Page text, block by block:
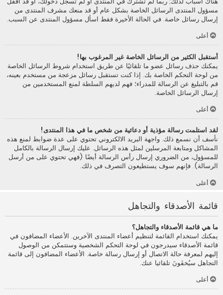
مسؤول المنتدى الرسائل الخاصة بشكل عام أو قد منعك مشرف المنتدى من
إرسال رسائل خاصة. في الحالة الأخيرة فقط اسأل مسؤول المنتدى عن السبب.
أعلى
أستقبل الكثير من الرسائل الخاصة غير المرغوب بها!
يمكنك حذف رسائل عضو ما تلقائيًا عن طريق استخدام شروط الرسائل الخاصة
من لوحة التحكم الخاصة بك. إذا كنت تستقبل رسائل مزعجة من مستخدم بعينه،
قم بالتبليغ عن الرسالة للمدراء؛ فهم لديهم السلطة لمنع المستخدمين من
إرسال الرسائل الخاصة.
أعلى
لقد استلمت رسالة مؤذية أو دعائية من شخص ما في هذا المنتدى!
نأسف أن نسمع ذلك. واجهة البريد الالكتروني تحتوي على عدة ضوابط لمنع هذه
المشاكل ومتابعة المرسلين لمثل هذه الرسائل. عليك إرسال الرسالة بالكامل
للمسؤول، من الضروري إرسال رأس الرسالة أيضًا (فهي تحتوي على من أرسل
الرسالة). فإنهم سوف يستطيعون التصرف في ذلك.
أعلى
قائمة الأصدقاء والتجاهل
ما هي قائمة الأصدقاء والتجاهل؟
يمكنك استخدام القائمة لتنظيم أعضاء المنتدى الآخرين. الأعضاء المضافون في
قائمة الأصدقاء سيدرجون في لوحة التحكم الشخصية وستتمكن من الوصول
إليهم لمعرفة حالة الاتصال أو إرسال رسالة خاصة. الأعضاء المضافون إلى قائمة
التجاهل سيُخفَونَ تلقائيا عنك.
أعلى